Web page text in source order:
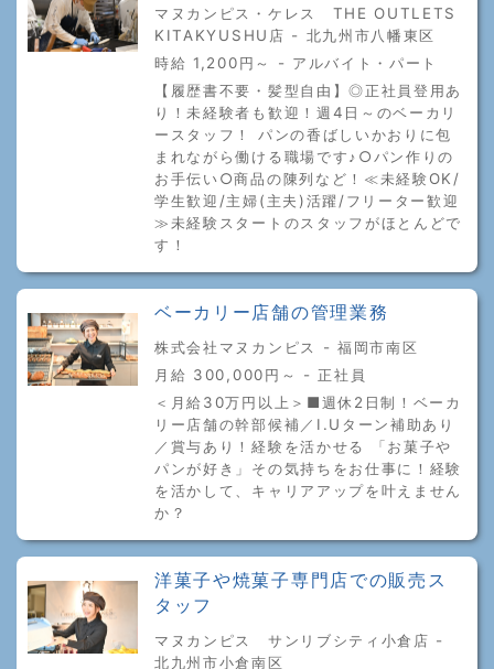
マヌカンピス・ケレス THE OUTLETS
KITAKYUSHU店 - 北九州市八幡東区
時給 1,200円～ - アルバイト・パート
【履歴書不要・髪型自由】◎正社員登用あ
り！未経験者も歓迎！週4日～のベーカリ
ースタッフ！ パンの香ばしいかおりに包
まれながら働ける職場です♪○パン作りの
お手伝い○商品の陳列など！≪未経験OK/
学生歓迎/主婦(主夫)活躍/フリーター歓迎
≫未経験スタートのスタッフがほとんどで
す！
ベーカリー店舗の管理業務
株式会社マヌカンピス - 福岡市南区
月給 300,000円～ - 正社員
＜月給30万円以上＞■週休2日制！ベーカ
リー店舗の幹部候補／I.Uターン補助あり
／賞与あり！経験を活かせる 「お菓子や
パンが好き」その気持ちをお仕事に！経験
を活かして、キャリアアップを叶えません
か？
洋菓子や焼菓子専門店での販売ス
タッフ
マヌカンピス サンリブシティ小倉店 -
北九州市小倉南区